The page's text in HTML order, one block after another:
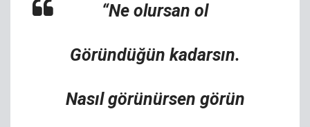
“Ne olursan ol
Göründüğün kadarsın.
Nasıl görünürsen görün